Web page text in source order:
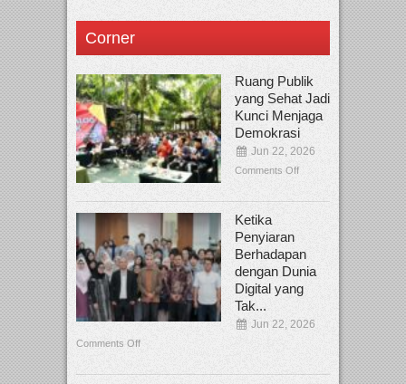
Corner
Ruang Publik
yang Sehat Jadi
Kunci Menjaga
Demokrasi
Jun 22, 2026
Comments Off
Ketika
Penyiaran
Berhadapan
dengan Dunia
Digital yang
Tak...
Jun 22, 2026
Comments Off